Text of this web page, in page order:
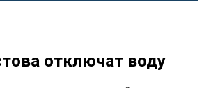
отключат воду